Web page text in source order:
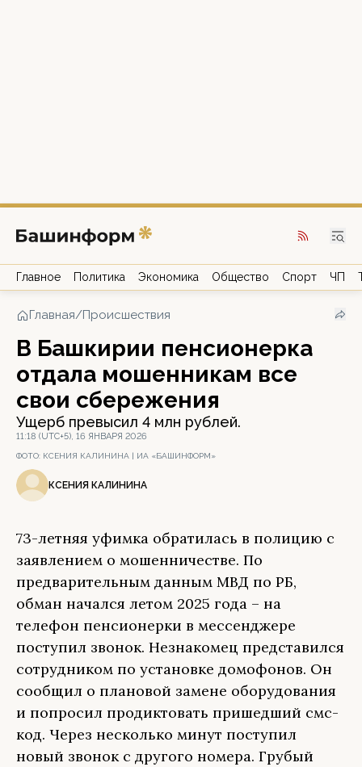
Главное Политика Экономика Общество Спорт ЧП
Главная/Происшествия
В Башкирии пенсионерка
отдала мошенникам все
свои сбережения
Ущерб превысил 4 млн рублей.
11:18 (UTC+5), 16 ЯНВАРЯ 2026
ФОТО: КСЕНИЯ КАЛИНИНА | ИА «БАШИНФОРМ»
КСЕНИЯ КАЛИНИНА
73-летняя уфимка обратилась в полицию с
заявлением о мошенничестве. По
предварительным данным МВД по РБ,
обман начался летом 2025 года – на
телефон пенсионерки в мессенджере
поступил звонок. Незнакомец представился
сотрудником по установке домофонов. Он
сообщил о плановой замене оборудования
и попросил продиктовать пришедший смс-
код. Через несколько минут поступил
новый звонок с другого номера. Грубый